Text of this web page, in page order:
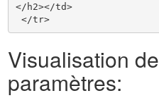
</h2></td>
</tr>
Visualisation
paramètres: